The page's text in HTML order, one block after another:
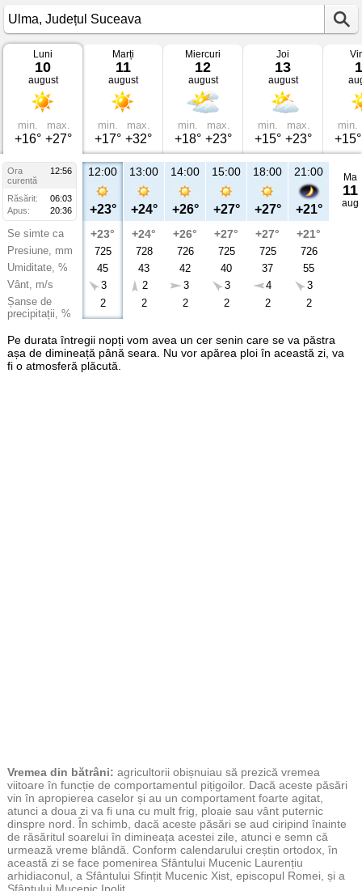
Vremea
Ulma
Județul
Suceava
Luni
10
august
min.
+16°
max.
+27°
Marți
11
august
min.
+17°
max.
+32°
Miercuri
12
august
min.
+18°
max.
+23°
Joi
13
august
min.
+15°
max.
+23°
min.
+15°
Ora
12:56
curentă
Răsărit:
06:03
Apus:
20:36
Se simte ca
Presiune, mm
Umiditate, %
Vânt, m/s
Șanse de
precipitații, %
12:00
+23°
+23°
725
45
3
2
13:00
+24°
+24°
728
43
2
2
14:00
+26°
+26°
726
42
3
2
15:00
+27°
+27°
725
40
3
2
18:00
+27°
+27°
725
37
4
2
21:00
+21°
+21°
726
55
3
2
Ma
11
aug
Pe durata întregii nopți vom avea un cer senin care se va păstra
așa de dimineață până seara. Nu vor apărea ploi în această zi, va
fi o atmosferă plăcută.
Vremea din bătrâni: agricultorii obișnuiau să prezică vremea
viitoare în funcție de comportamentul pițigoilor. Dacă aceste păsări
vin în apropierea caselor și au un comportament foarte agitat,
atunci a doua zi va fi una cu mult frig, ploaie sau vânt puternic
dinspre nord. În schimb, dacă aceste păsări se aud ciripind înainte
de răsăritul soarelui în dimineața acestei zile, atunci e semn că
urmează vreme blândă. Conform calendarului creștin ortodox, în
această zi se face pomenirea Sfântului Mucenic Laurențiu
arhidiaconul, a Sfântului Sfințit Mucenic Xist, episcopul Romei, și a